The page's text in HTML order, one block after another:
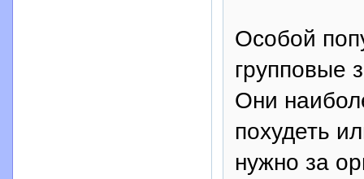
Особой
групповые
Они
похудеть
нужно за